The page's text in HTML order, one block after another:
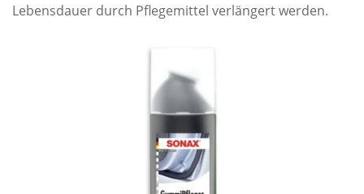
Lebensdauer durch Pflegemittel verlängert werden.